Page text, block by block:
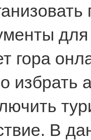
гора
В